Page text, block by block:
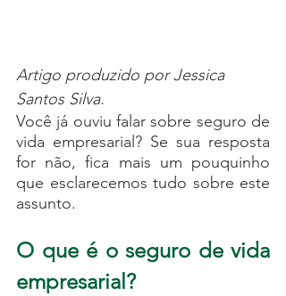
Artigo produzido por Jessica
Santos Silva.
Você já ouviu falar sobre seguro de
vida empresarial? Se sua resposta
for não, fica mais um pouquinho
que esclarecemos tudo sobre este
assunto.
O que é o seguro de vida
empresarial?